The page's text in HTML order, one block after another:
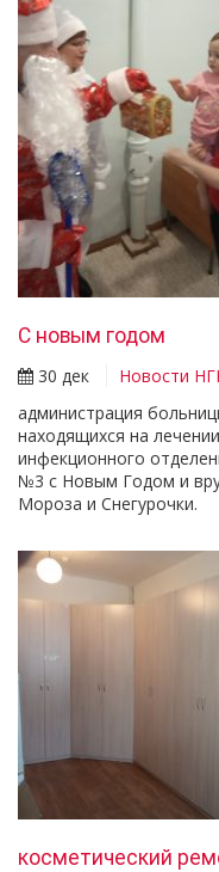
С новым годом
30 дек
Новости
администрация
находящихся на
инфекционного
№3 с Новым Годом и
Мороза и Снегурочки.
косметический